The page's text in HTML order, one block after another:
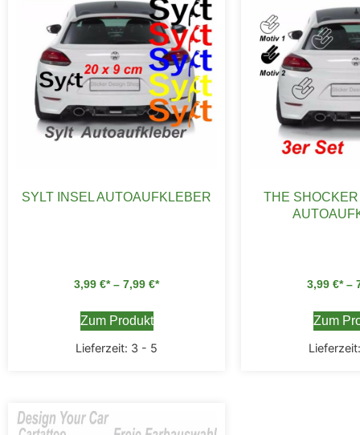
SYLT INSEL AUTOAUFKLEBER
3,99 € – 7,99 €
Zum Produkt
Lieferzeit: 3 - 5
THE
3,99 € –
Zum